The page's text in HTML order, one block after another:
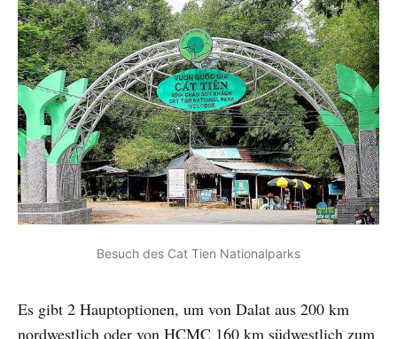
Besuch des Cat Tien Nationalparks
Es gibt 2 Hauptoptionen, um von Dalat aus 200 km
nordwestlich oder von HCMC 160 km südwestlich zum